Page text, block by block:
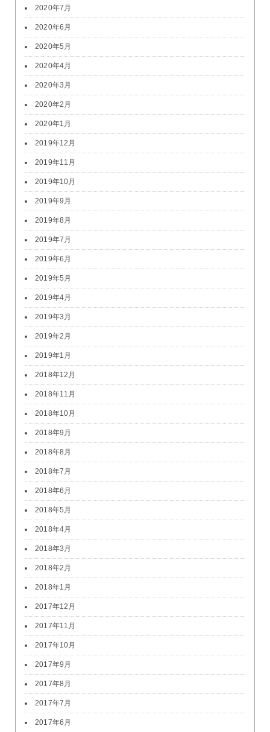
2020年7月
2020年6月
2020年5月
2020年4月
2020年3月
2020年2月
2020年1月
2019年12月
2019年11月
2019年10月
2019年9月
2019年8月
2019年7月
2019年6月
2019年5月
2019年4月
2019年3月
2019年2月
2019年1月
2018年12月
2018年11月
2018年10月
2018年9月
2018年8月
2018年7月
2018年6月
2018年5月
2018年4月
2018年3月
2018年2月
2018年1月
2017年12月
2017年11月
2017年10月
2017年9月
2017年8月
2017年7月
2017年6月